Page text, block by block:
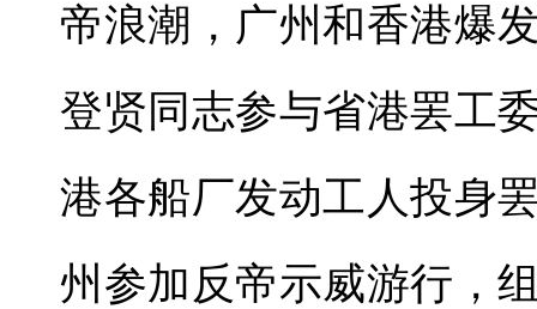
帝浪潮，广州和香港爆
登贤同志参与省港罢工
港各船厂发动工人投身
州参加反帝示威游行，